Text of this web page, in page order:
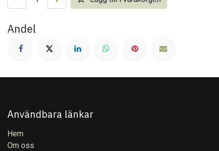
Andel
Användbara länkar
Hem
Om oss